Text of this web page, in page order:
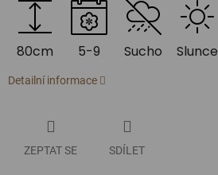
80cm 5-9 Sucho Slunce
Detailní informace
ZEPTAT SE SDÍLET